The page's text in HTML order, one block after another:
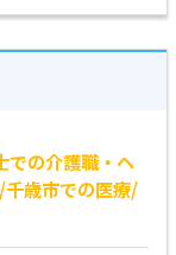
での介護職・ヘ
歳市での医療/